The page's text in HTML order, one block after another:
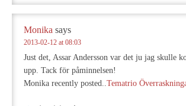
Monika says
2013-02-12 at 08:03
Just det, Assar Andersson var det ju jag skulle
upp. Tack för påminnelsen!
Monika recently posted..Tematrio